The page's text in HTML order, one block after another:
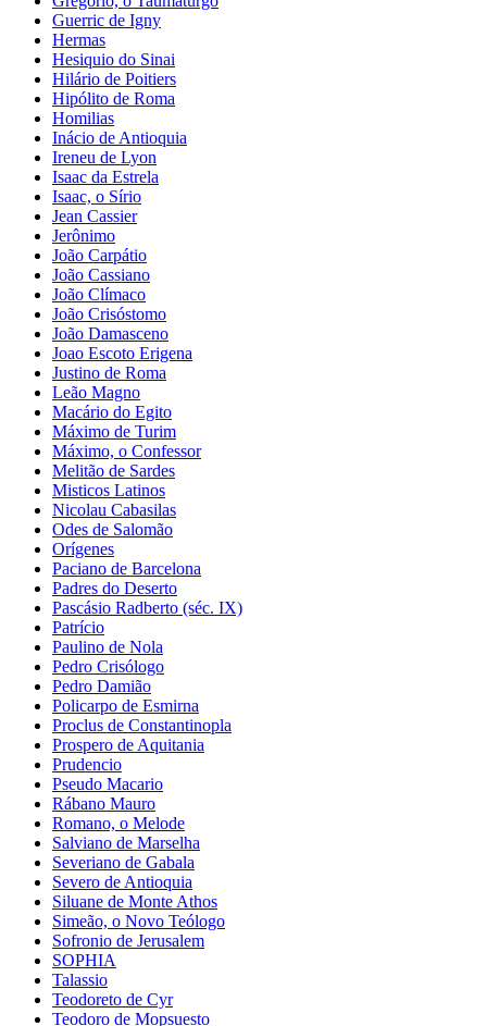
Guerric de Igny
Hermas
Hesiquio do Sinai
Hilário de Poitiers
Hipólito de Roma
Homilias
Inácio de Antioquia
Ireneu de Lyon
Isaac da Estrela
Isaac, o Sírio
Jean Cassier
Jerônimo
João Carpátio
João Cassiano
João Clímaco
João Crisóstomo
João Damasceno
Joao Escoto Erigena
Justino de Roma
Leão Magno
Macário do Egito
Máximo de Turim
Máximo, o Confessor
Melitão de Sardes
Misticos Latinos
Nicolau Cabasilas
Odes de Salomão
Orígenes
Paciano de Barcelona
Padres do Deserto
Pascásio Radberto (séc. IX)
Patrício
Paulino de Nola
Pedro Crisólogo
Pedro Damião
Policarpo de Esmirna
Proclus de Constantinopla
Prospero de Aquitania
Prudencio
Pseudo Macario
Rábano Mauro
Romano, o Melode
Salviano de Marselha
Severiano de Gabala
Severo de Antioquia
Siluane de Monte Athos
Simeão, o Novo Teólogo
Sofronio de Jerusalem
SOPHIA
Talassio
Teodoreto de Cyr
Teodoro de Mopsuesto